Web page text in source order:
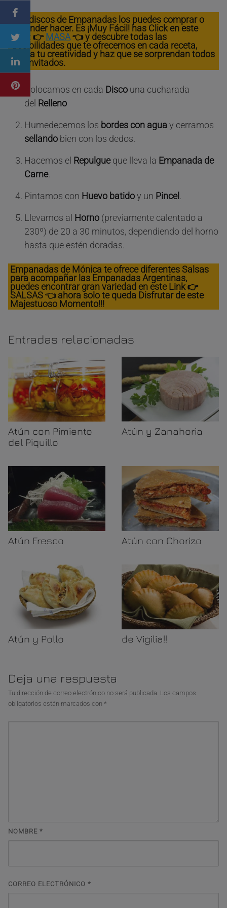
Los discos de Empanadas los puedes comprar o
aprender hacer. Es ¡Muy Fácil! has Click en este
Link: 👉 MASA👈 y descubre todas las
posibilidades que te ofrecemos en cada receta,
suma tu creatividad y haz que se sorprendan todos
tus invitados.
Colocamos en cada Disco una cucharada
del Relleno
Humedecemos los bordes con agua y cerramos
sellando bien con los dedos.
Hacemos el Repulgueque lleva la Empanada de
Carne.
Pintamos con Huevo batidoy un Pincel
Llevamos al Horno (previamente calentado a
230º) de 20 a 30 minutos, dependiendo del horno
hasta que estén doradas.
Empanadas de Mónica te ofrece diferentes Salsas
para acompañar las Empanadas Argentinas,
puedes encontrar gran variedad en este Link 👉
SALSAS 👈 ahora solo te queda Disfrutar de este
Majestuoso Momento!!!
Entradas relacionadas
Atún con Pimiento
del Piquillo
Atún y Zanahoria
Atún Fresco Atún con Chorizo
Atún y Pollo de Vigilia!!
Deja una respuesta
Tu dirección de correo electrónico no será publicada. Los campos
obligatorios están marcados con *
NOMBRE *
CORREO ELECTRÓNICO *